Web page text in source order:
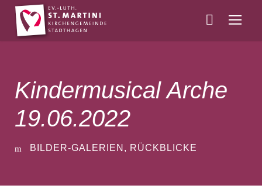
Kindermusical Arche
19.06.2022
BILDER-GALERIEN , RÜCKBLICKE